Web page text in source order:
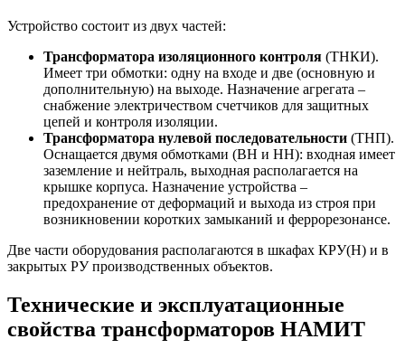
Устройство состоит из двух частей:
Трансформатора изоляционного контроля (ТНКИ).
Имеет три обмотки: одну на входе и две (основную и
дополнительную) на выходе. Назначение агрегата –
снабжение электричеством счетчиков для защитных
цепей и контроля изоляции.
Трансформатора нулевой последовательности (ТНП).
Оснащается двумя обмотками (ВН и НН): входная имеет
заземление и нейтраль, выходная располагается на
крышке корпуса. Назначение устройства –
предохранение от деформаций и выхода из строя при
возникновении коротких замыканий и феррорезонансе.
Две части оборудования располагаются в шкафах КРУ(Н) и в
закрытых РУ производственных объектов.
Технические и эксплуатационные
свойства трансформаторов НАМИТ